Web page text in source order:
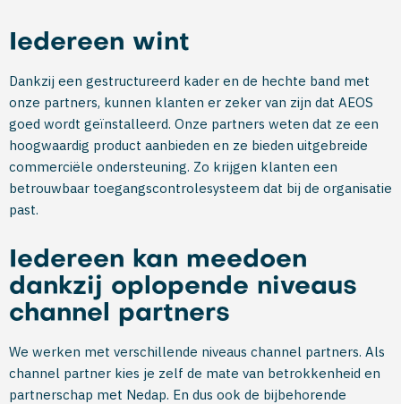
Iedereen wint
Dankzij een gestructureerd kader en de hechte band met
onze partners, kunnen klanten er zeker van zijn dat AEOS
goed wordt geïnstalleerd. Onze partners weten dat ze een
hoogwaardig product aanbieden en ze bieden uitgebreide
commerciële ondersteuning. Zo krijgen klanten een
betrouwbaar toegangscontrolesysteem dat bij de organisatie
past.
Iedereen kan meedoen
dankzij oplopende niveaus
channel partners
We werken met verschillende niveaus channel partners. Als
channel partner kies je zelf de mate van betrokkenheid en
partnerschap met Nedap. En dus ook de bijbehorende